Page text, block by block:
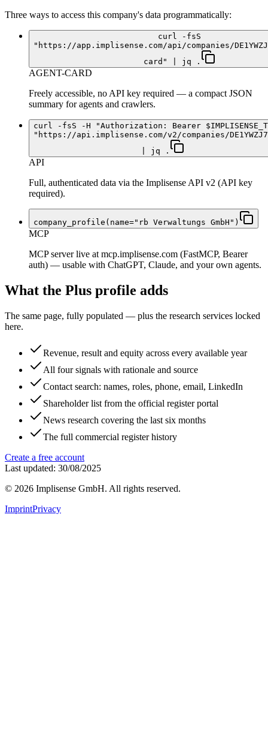
Three ways to access this company's data programmatically:
curl -fsS
"https://app.implisense.com/api/companies/
card" | jq .
AGENT-CARD
Freely accessible, no API key required — a compact JSON
summary for agents and crawlers.
curl -fsS -H "Authorization: Bearer
"https://api.implisense.com/v2/companies/
| jq .
API
Full, authenticated data via the Implisense API v2 (API key
required).
company_profile(name="rb Verwaltungs GmbH")
MCP
MCP server live at mcp.implisense.com (FastMCP, Bearer
auth) — usable with ChatGPT, Claude, and your own agents.
What the Plus profile adds
The same page, fully populated — plus the research services locked
here.
Revenue, result and equity across every available year
All four signals with rationale and source
Contact search: names, roles, phone, email, LinkedIn
Shareholder list from the official register portal
News research covering the last six months
The full commercial register history
Create a free account
Last updated: 30/08/2025
© 2026 Implisense GmbH. All rights reserved.
ImprintPrivacy